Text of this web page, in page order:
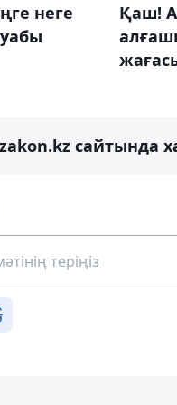
неге
Қаш!
сайтында